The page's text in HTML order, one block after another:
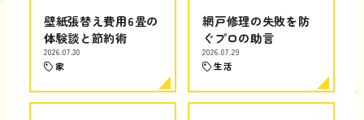
壁紙張替え費用6畳の
体験談と節約術
2026.07.30
家
網戸修理の失敗を防
ぐプロの助言
2026.07.29
生活